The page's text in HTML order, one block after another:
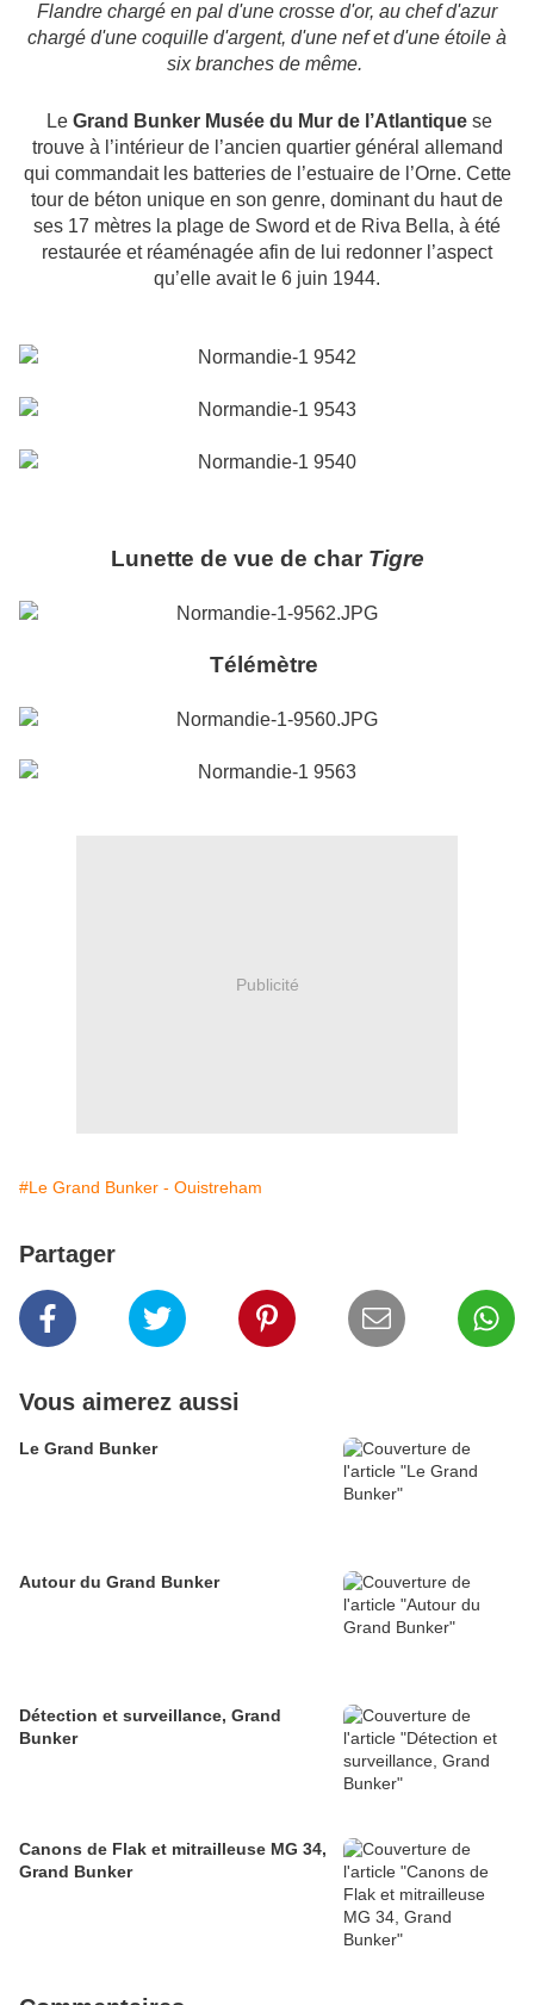
Flandre chargé en pal d'une crosse d'or, au chef d'azur
chargé d'une coquille d'argent, d'une nef et d'une étoile à
six branches de même.
Le Grand Bunker Musée du Mur de l’Atlantique se
trouve à l’intérieur de l’ancien quartier général allemand
qui commandait les batteries de l’estuaire de l’Orne. Cette
tour de béton unique en son genre, dominant du haut de
ses 17 mètres la plage de Sword et de Riva Bella, à été
restaurée et réaménagée afin de lui redonner l’aspect
qu’elle avait le 6 juin 1944.
Lunette de vue de char Tigre
Télémètre
Publicité
#Le Grand Bunker - Ouistreham
Partager
Vous aimerez aussi
Le Grand Bunker
Autour du Grand Bunker
Détection et surveillance, Grand
Bunker
Canons de Flak et mitrailleuse MG 34,
Grand Bunker